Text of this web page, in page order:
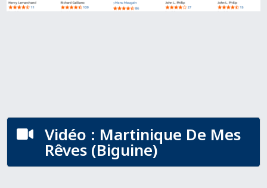
 Vidéo : Martinique De Mes
Rêves (Biguine)